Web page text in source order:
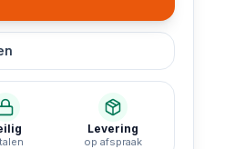
Levering
op afspraak